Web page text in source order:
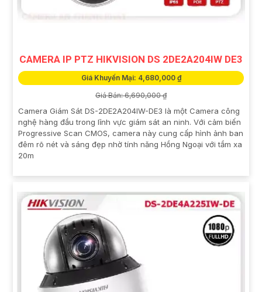
CAMERA IP PTZ HIKVISION DS 2DE2A204IW DE3
Giá Khuyến Mại: 4,680,000 ₫
Giá Bán: 6,690,000 ₫
Camera Giám Sát DS-2DE2A204IW-DE3 là một Camera công
nghệ hàng đầu trong lĩnh vực giám sát an ninh. Với cảm biến
Progressive Scan CMOS, camera này cung cấp hình ảnh ban
đêm rõ nét và sáng đẹp nhờ tính năng Hồng Ngoại với tầm xa
20m